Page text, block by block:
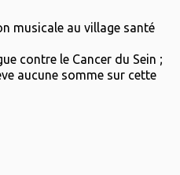
musicale au village santé
contre le Cancer du Sein ;
aucune somme sur cette